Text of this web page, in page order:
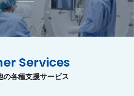
Services
の各種支援サービス